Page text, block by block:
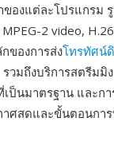
ของแต่ละโปรแกรม
2 video,
ของการส่งโทรทัศน์
วมถึงบริการสตรีม
เป็นมาตรฐาน และ
าศสดและขั้นตอนก